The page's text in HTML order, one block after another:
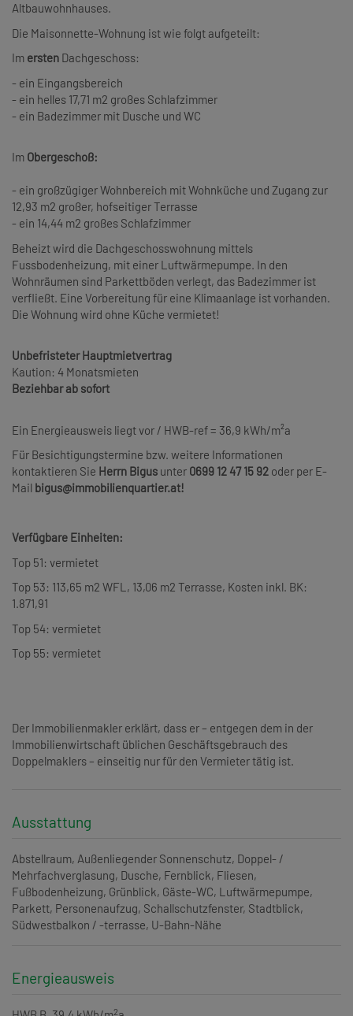
Altbauwohnhauses.
Die Maisonnette-Wohnung ist wie folgt aufgeteilt:
Im ersten Dachgeschoss:
- ein Eingangsbereich
- ein helles 17,71 m2 großes Schlafzimmer
- ein Badezimmer mit Dusche und WC
Im Obergeschoß:
- ein großzügiger Wohnbereich mit Wohnküche und Zugang zur
12,93 m2 großer, hofseitiger Terrasse
- ein 14,44 m2 großes Schlafzimmer
Beheizt wird die Dachgeschosswohnung mittels
Fussbodenheizung, mit einer Luftwärmepumpe. In den
Wohnräumen sind Parkettböden verlegt, das Badezimmer ist
verfließt. Eine Vorbereitung für eine Klimaanlage ist vorhanden.
Die Wohnung wird ohne Küche vermietet!
Unbefristeter Hauptmietvertrag
Kaution: 4 Monatsmieten
Beziehbar ab sofort
Ein Energieausweis liegt vor / HWB-ref = 36,9 kWh/m²a
Für Besichtigungstermine bzw. weitere Informationen
kontaktieren Sie Herrn Bigus unter 0699 12 47 15 92 oder per E-
Mail bigus@immobilienquartier.at!
Verfügbare Einheiten:
Top 51: vermietet
Top 53: 113,65 m2 WFL, 13,06 m2 Terrasse, Kosten inkl. BK:
1.871,91
Top 54: vermietet
Top 55: vermietet
Der Immobilienmakler erklärt, dass er – entgegen dem in der
Immobilienwirtschaft üblichen Geschäftsgebrauch des
Doppelmaklers – einseitig nur für den Vermieter tätig ist.
Ausstattung
Abstellraum Außenliegender Sonnenschutz Doppel- /
Mehrfachverglasung Dusche Fernblick Fliesen
Fußbodenheizung Grünblick Gäste-WC Luftwärmepumpe
Parkett Personenaufzug Schallschutzfenster Stadtblick
Südwestbalkon / -terrasse U-Bahn-Nähe
Energieausweis
2